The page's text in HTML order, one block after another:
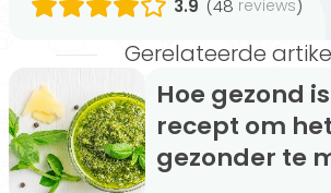
3.9 (48 reviews)
Gerelateerde
Hoe gezond is pesto? (+
recept om
gezonder te